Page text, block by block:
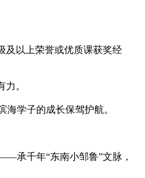
及以上荣誉或优质课获奖经
。
学子的成长保驾护航。
承千年“东南小邹鲁”文脉，